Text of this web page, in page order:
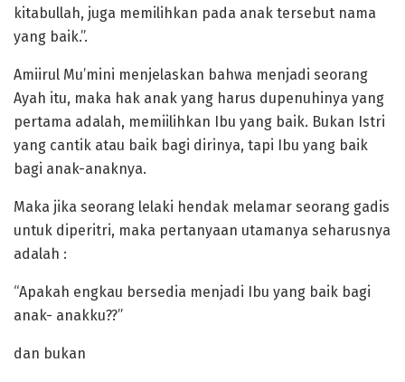
kitabullah, juga memilihkan pada anak tersebut nama
yang baik.”.
Amiirul Mu’mini menjelaskan bahwa menjadi seorang
Ayah itu, maka hak anak yang harus dupenuhinya yang
pertama adalah, memiilihkan Ibu yang baik. Bukan Istri
yang cantik atau baik bagi dirinya, tapi Ibu yang baik
bagi anak-anaknya.
Maka jika seorang lelaki hendak melamar seorang gadis
untuk diperitri, maka pertanyaan utamanya seharusnya
adalah :
“Apakah engkau bersedia menjadi Ibu yang baik bagi
anak- anakku??”
dan bukan